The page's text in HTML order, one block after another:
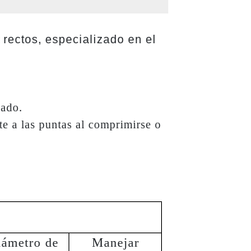
especializado en el
a las puntas al comprimirse o
de
Manejar